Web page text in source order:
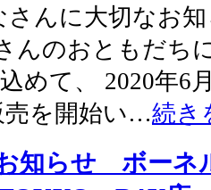
んに大切なお
んのおともだち
めて、 2020年6
売を開始い…続き
知らせ ボーネ